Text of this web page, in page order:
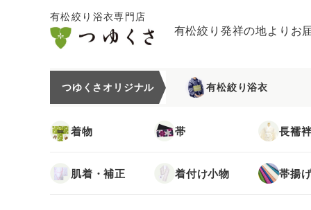
有松絞り浴衣専門店
有松絞り発祥の地よりお
つゆくさオリジナル 有松絞り浴衣
着物 帯 長襦
肌着・補正 着付け小物 帯揚